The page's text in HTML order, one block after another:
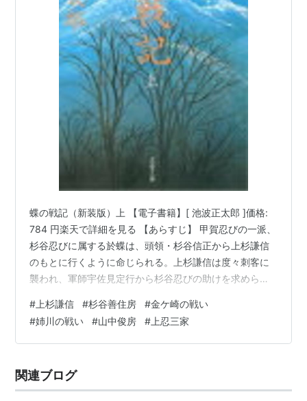
蝶の戦記（新装版）上 【電子書籍】[ 池波正太郎 ]価格:
784 円楽天で詳細を見る 【あらすじ】 甲賀忍びの一派、
杉谷忍びに属する於蝶は、頭領・杉谷信正から上杉謙信
のもとに行くように命じられる。上杉謙信は度々刺客に
襲われ、軍師宇佐見定行から杉谷忍びの助けを求められ
り、謙信のお椀に毒が入れられたことを見破り、謙信の
信頼を得る。 この頃、上杉謙信は策略で事を進めようと
する武田信玄に対し、今後立ち上がれない位の打撃を与
叔父、新田小兵衛も鉄砲の名手である杉谷善住坊と組ん
で武田信玄の首を狙っていた。善住…
# 上杉謙信 #杉谷善住房 #金ケ崎の戦い
#姉川の戦い #山中俊房 # 上忍三家
関連ブログ